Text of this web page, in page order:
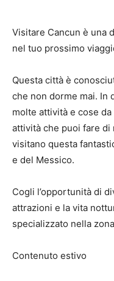
Visitare Cancun è una
nel tuo prossimo
Questa città è
che non dorme mai. In
molte attività e cose
attività che puoi fare
visitano questa
e del Messico.
Cogli l’opportunità di
attrazioni e la vita
specializzato nella
Contenuto estivo